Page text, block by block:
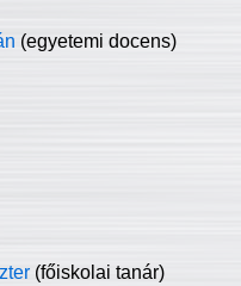
(egyetemi docens)
(főiskolai tanár)